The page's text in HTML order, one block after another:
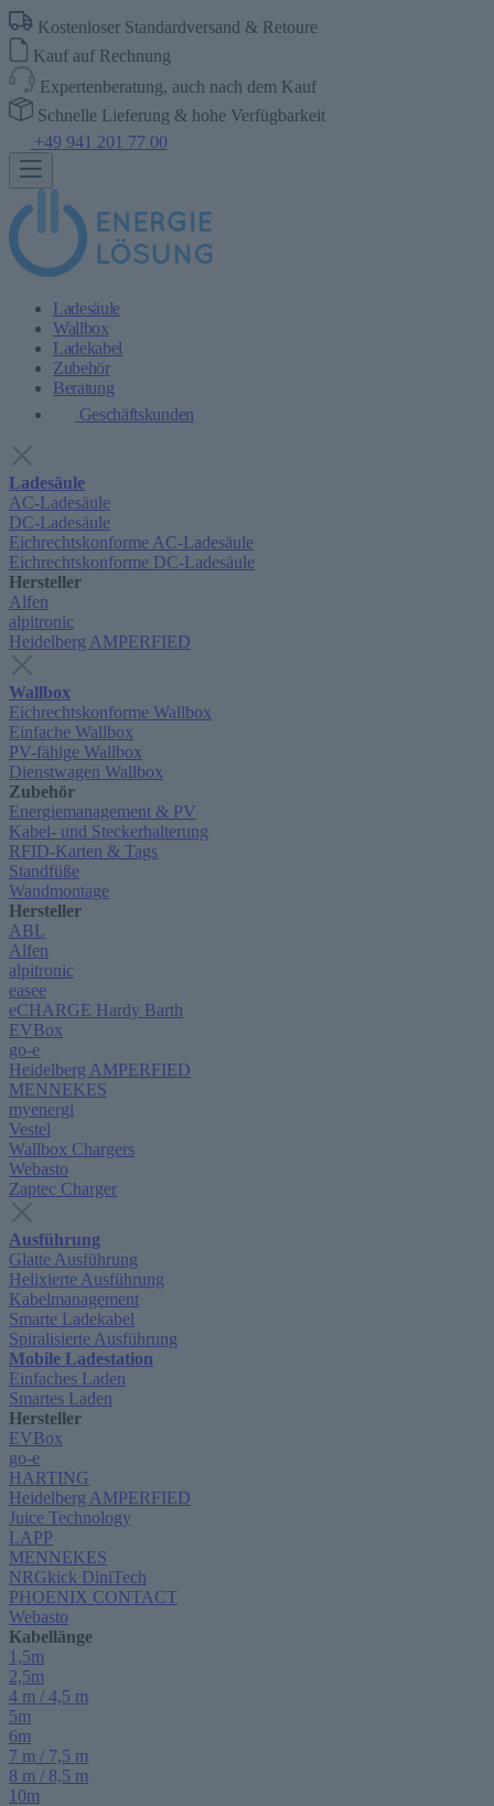
Kostenloser Standardversand & Retoure
Kauf auf Rechnung
Expertenberatung, auch nach dem Kauf
Schnelle Lieferung & hohe Verfügbarkeit
+49 941 201 77 00
Ladesäule
Wallbox
Ladekabel
Zubehör
Beratung
Geschäftskunden
Ladesäule
AC-Ladesäule
DC-Ladesäule
Eichrechtskonforme AC-Ladesäule
Eichrechtskonforme DC-Ladesäule
Hersteller
Alfen
alpitronic
Heidelberg AMPERFIED
Wallbox
Eichrechtskonforme Wallbox
Einfache Wallbox
PV-fähige Wallbox
Dienstwagen Wallbox
Zubehör
Energiemanagement & PV
Kabel- und Steckerhalterung
RFID-Karten & Tags
Standfüße
Wandmontage
Hersteller
ABL
Alfen
alpitronic
easee
eCHARGE Hardy Barth
EVBox
go-e
Heidelberg AMPERFIED
MENNEKES
myenergi
Vestel
Wallbox Chargers
Webasto
Zaptec Charger
Ausführung
Glatte Ausführung
Helixierte Ausführung
Kabelmanagement
Smarte Ladekabel
Spiralisierte Ausführung
Mobile Ladestation
Einfaches Laden
Smartes Laden
Hersteller
EVBox
go-e
HARTING
Heidelberg AMPERFIED
Juice Technology
LAPP
MENNEKES
NRGkick DiniTech
PHOENIX CONTACT
Webasto
Kabellänge
1,5m
2,5m
4 m / 4,5 m
5m
6m
7 m / 7,5 m
8 m / 8,5 m
10m